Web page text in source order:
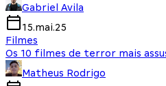
Gabriel Avila
15.mai.25
Filmes
Os 10 filmes de terror mais
Matheus Rodrigo